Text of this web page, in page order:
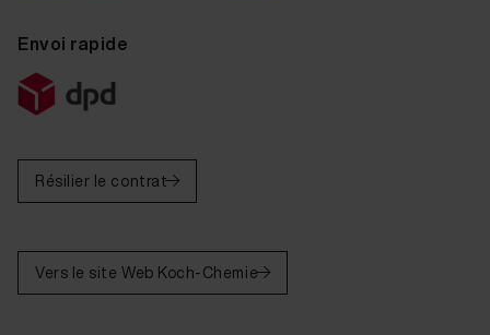
Envoi rapide
Résilier le contrat
Vers le site Web Koch-Chemie